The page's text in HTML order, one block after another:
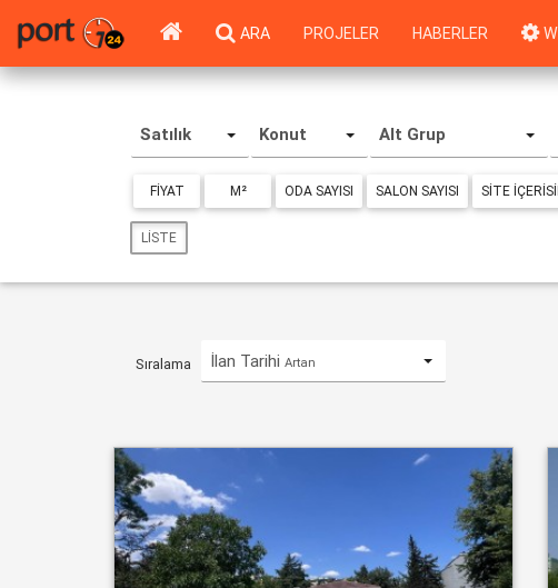
ARA PROJELER HABERLER
Satılık Konut Alt Grup
FIYAT M² ODA SAYISI SALON SAYISI SITE
LISTE
Sıralama İlan Tarihi Artan